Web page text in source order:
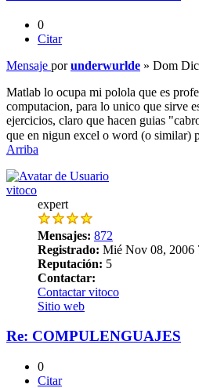
0
Citar
Mensaje porunderwurlde » Dom
Matlab lo ocupa mi polola que es
computacion, para lo unico que sirve
ejercicios, claro que hacen guias
que en nigun excel o word (o similar)
Arriba
vitoco
expert
Mensajes: 872
Registrado: Mié Nov 08, 2006
Reputación: 5
Contactar:
Contactar vitoco
Sitio web
Re: COMPULENGUAJES
0
Citar